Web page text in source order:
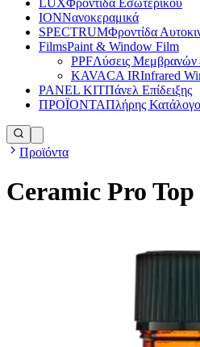
IONΝανοκεραμικά
SPECTRUMΦροντίδα
FilmsPaint & Window Film
PPFΛύσεις Μεμβρανών
KAVACA IRInfrared
PANEL KITΠάνελ Επίδειξης
ΠΡΟΪΟΝΤΑΠλήρης
Προϊόντα
Ceramic Pro